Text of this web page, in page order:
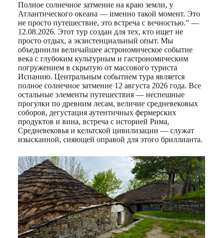
Полное солнечное затмение на краю земли, у
Атлантического океана — именно такой момент. Это
не просто путешествие, это встреча с вечностью." —
12.08.2026. Этот тур создан для тех, кто ищет не
просто отдых, а экзистенциальный опыт. Мы
объединили величайшее астрономическое событие
века с глубоким культурным и гастрономическим
погружением в скрытую от массового туриста
Испанию. Центральным событием тура является
полное солнечное затмение 12 августа 2026 года. Все
остальные элементы путешествия — неспешные
прогулки по древним лесам, величие средневековых
соборов, дегустация аутентичных фермерских
продуктов и вина, встреча с историей Рима,
Средневековья и кельтской цивилизации — служат
изысканной, сияющей оправой для этого бриллианта.